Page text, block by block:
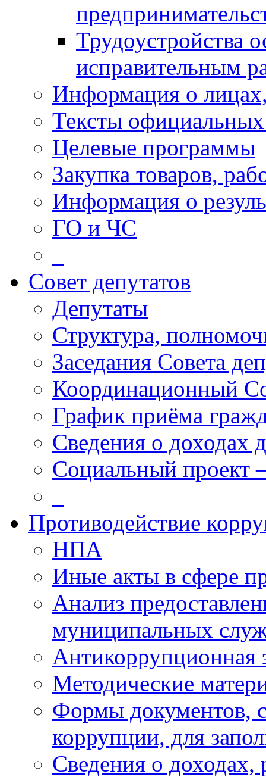
Трудоустройства
исправительным
Информация о
Тексты
Целевые программы
Закупка товаров,
Информация о
ГО и ЧС
Совет депутатов
Депутаты
Структура,
Заседания Совета
Координационный
График приёма
Сведения о доходах
Социальный проект
Противодействие
НПА
Иные акты в сфере
Анализ
муниципальных
Антикоррупционная
Методические
Формы документов,
коррупции, для
Сведения о доходах,